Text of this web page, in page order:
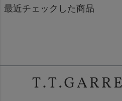
最近チェックした商品